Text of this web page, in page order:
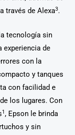
través de Alexa3.
tecnología sin
experiencia de
con la
y tanques
con facilidad e
los lugares. Con
1, Epson le brinda
y sin